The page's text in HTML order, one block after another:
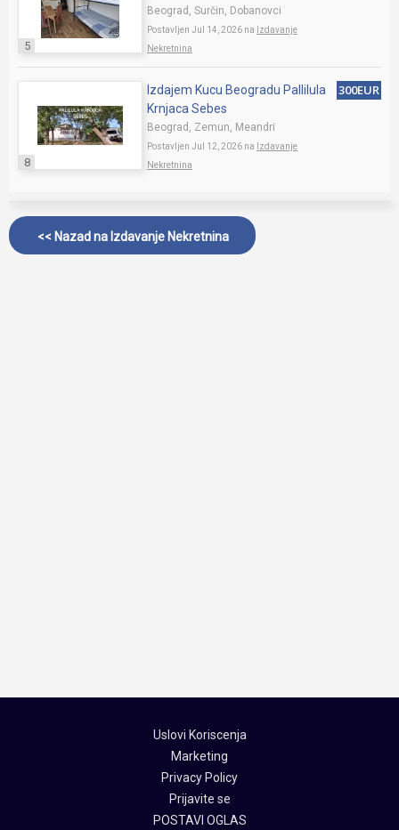
5
Beograd, Surčin, Dobanovci
Postavljen Jul 14, 2026 na
Izdavanje
Nekretnina
8
Izdajem Kucu Beogradu Pallilula
Krnjaca Sebes
Beograd, Zemun, Meandri
Postavljen Jul 12, 2026 na
Izdavanje
Nekretnina
300EUR
<< Nazad na Izdavanje Nekretnina
Uslovi Koriscenja
Marketing
Privacy Policy
Prijavite se
POSTAVI OGLAS